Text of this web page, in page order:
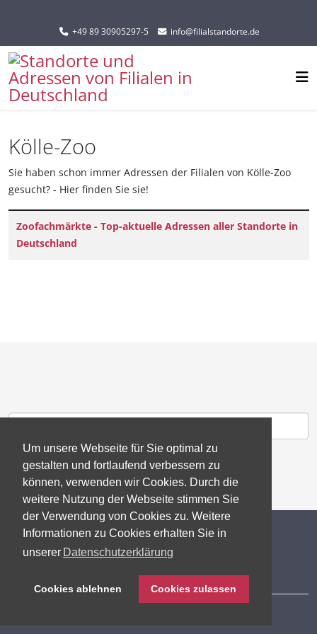
Um unsere Webseite für Sie optimal zu
gestalten und fortlaufend verbessern zu
können, verwenden wir Cookies. Durch die
weitere Nutzung der Webseite stimmen Sie
der Verwendung von Cookies zu. Weitere
Informationen zu Cookies erhalten Sie in
unserer Datenschutzerklärung
Cookies ablehnen Cookies zulassen
Sprache auswählen
+49 89 30905297-5 info@filialstandorte.de
Kölle-Zoo
Sie haben schon immer Adressen der Filialen von Kölle-Zoo
gesucht? - Hier finden Sie sie!
Titel
Zoofachmärkte - Top-aktuelle Adressen aller Standorte in
Deutschland
© 2026 gb consite GmbH
Impressum